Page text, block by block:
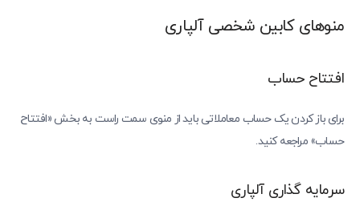
منوهای کابین شخصی آلپاری
افتتاح حساب
برای باز کردن یک حساب معاملاتی باید از منوی سمت راست به بخش «افتتاح
حساب» مراجعه کنید.
سرمایه گذاری آلپاری